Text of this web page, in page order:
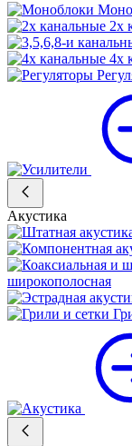
2х
4х
Акустика
широкополосная